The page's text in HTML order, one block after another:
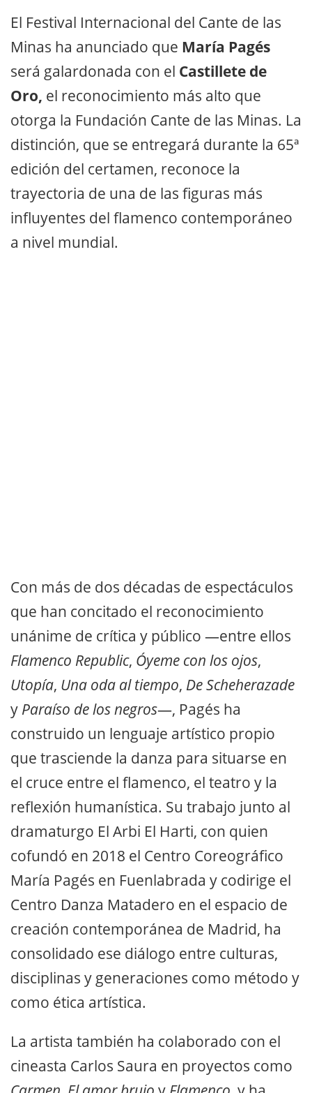
El Festival Internacional del Cante de las
Minas ha anunciado que María Pagés
será galardonada con el Castillete de
Oro, el reconocimiento más alto que
otorga la Fundación Cante de las Minas. La
distinción, que se entregará durante la 65ª
edición del certamen, reconoce la
trayectoria de una de las figuras más
influyentes del flamenco contemporáneo
a nivel mundial.
Con más de dos décadas de espectáculos
que han concitado el reconocimiento
unánime de crítica y público —entre ellos
Flamenco Republic, Óyeme con los ojos,
Utopía, Una oda al tiempo, De Scheherazade
y Paraíso de los negros—, Pagés ha
construido un lenguaje artístico propio
que trasciende la danza para situarse en
el cruce entre el flamenco, el teatro y la
reflexión humanística. Su trabajo junto al
dramaturgo El Arbi El Harti, con quien
cofundó en 2018 el Centro Coreográfico
María Pagés en Fuenlabrada y codirige el
Centro Danza Matadero en el espacio de
creación contemporánea de Madrid, ha
consolidado ese diálogo entre culturas,
disciplinas y generaciones como método y
como ética artística.
La artista también ha colaborado con el
cineasta Carlos Saura en proyectos como